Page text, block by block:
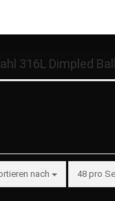
316L Dimpled Ball
nach 48 pro